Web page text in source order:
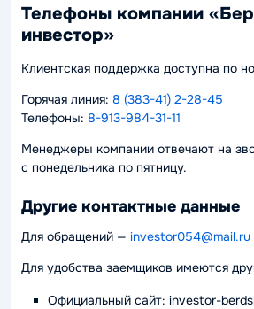
Телефоны компании
инвестор»
Клиентская поддержка доступна по
Горячая линия: 8 (383-41) 2-28-45
Телефоны: 8-913-984-31-11
Менеджеры компании отвечают на
с понедельника по пятницу.
Другие контактные данные
Для обращений — investor054@mail.ru
Для удобства заемщиков имеются
Официальный сайт: investor-